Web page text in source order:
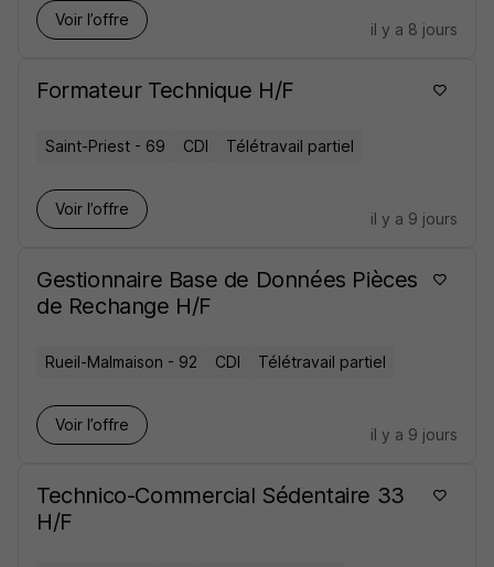
Voir l’offre
il y a 8 jours
Formateur Technique H/F
Saint-Priest - 69 CDI Télétravail partiel
Voir l’offre
il y a 9 jours
Gestionnaire Base de Données Pièces
de Rechange H/F
Rueil-Malmaison - 92 CDI Télétravail partiel
Voir l’offre
il y a 9 jours
Technico-Commercial Sédentaire 33
H/F